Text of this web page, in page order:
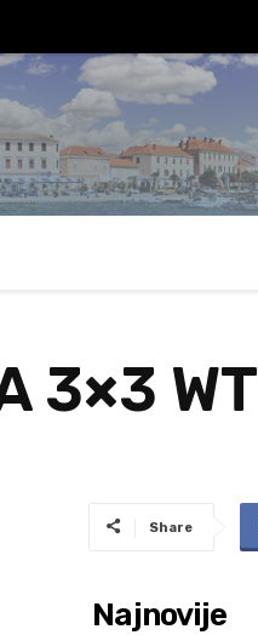
3×3 WT
Share
Najnovije